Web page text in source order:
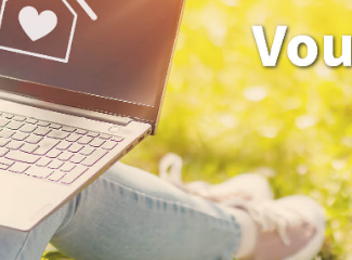
95
REF4971